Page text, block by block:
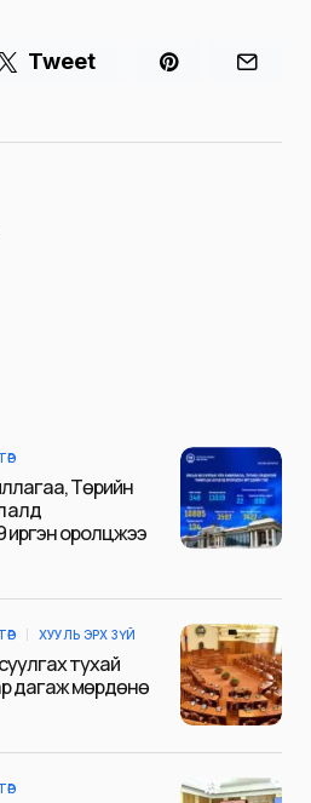
Tweet
Төрийн
иргэн оролцжээ
ХУУЛЬ ЭРХ ЗҮЙ
тухай
дагаж мөрдөнө